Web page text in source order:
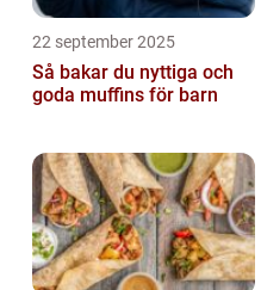
22 september 2025
Så bakar du nyttiga och
goda muffins för barn